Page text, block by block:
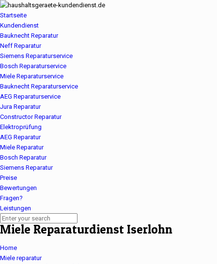
Startseite
Kundendienst
Bauknecht Reparatur
Neff Reparatur
Siemens Reparaturservice
Bosch Reparaturservice
Miele Reparaturservice
Bauknecht Reparaturservice
AEG Reparaturservice
Jura Reparatur
Constructor Reparatur
Elektroprüfung
AEG Reparatur
Miele Reparatur
Bosch Reparatur
Siemens Reparatur
Preise
Bewertungen
Fragen?
Leistungen
Miele Reparaturdienst Iserlohn
Home
Miele reparatur